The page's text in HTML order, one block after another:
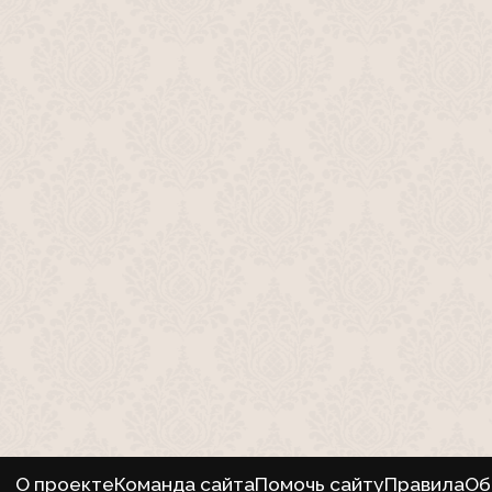
О проектеКоманда сайтаПомочь сайтуПравила